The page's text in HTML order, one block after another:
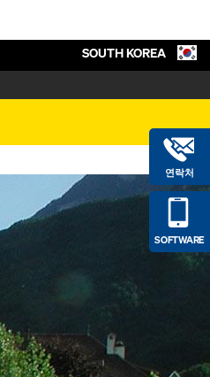
연락처
SOFTWARE
SOUTH KOREA